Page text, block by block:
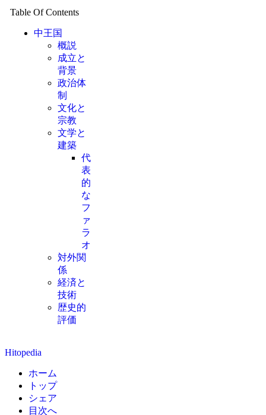
Table Of Contents
中王国
概説
成立と
背景
政治体
制
文化と
宗教
文学と
建築
代
表
的
な
フ
ァ
ラ
オ
対外関
係
経済と
技術
歴史的
評価
Hitopedia
ホーム
トップ
シェア
目次へ